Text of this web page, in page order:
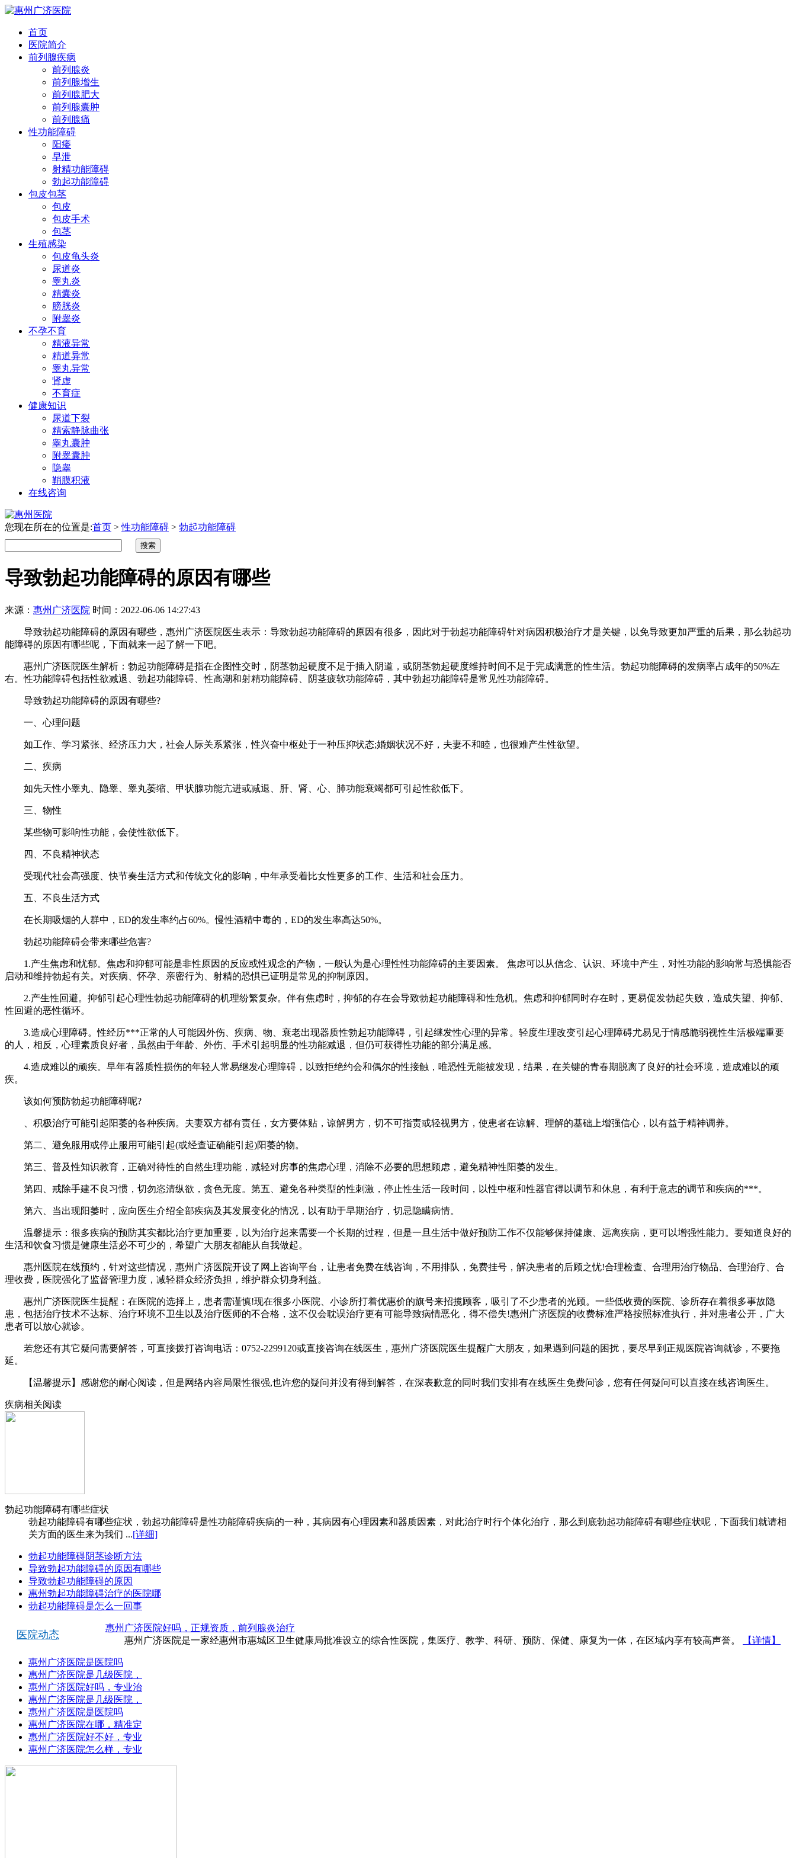
首页
医院简介
前列腺疾病
前列腺炎
前列腺增生
前列腺肥大
前列腺囊肿
前列腺痛
性功能障碍
阳痿
早泄
射精功能障碍
勃起功能障碍
包皮包茎
包皮
包皮手术
包茎
生殖感染
包皮龟头炎
尿道炎
睾丸炎
精囊炎
膀胱炎
附睾炎
不孕不育
精液异常
精道异常
睾丸异常
肾虚
不育症
健康知识
尿道下裂
精索静脉曲张
睾丸囊肿
附睾囊肿
隐睾
鞘膜积液
在线咨询
您现在所在的位置是:首页 >性功能障碍 > 勃起功能障碍
导致勃起功能障碍的原因有哪些
来源： 惠州广济医院 时间：2022-06-06 14:27:43
导致勃起功能障碍的原因有哪些，惠州广济医院医生表示：导致勃起功能障碍的原因有很多，因此对于勃起功能障碍针对病因积极治疗才是关键，以免导致更加严重的后果，那么勃起功
能障碍的原因有哪些呢，下面就来一起了解一下吧。
惠州广济医院医生解析：勃起功能障碍是指在企图性交时，阴茎勃起硬度不足于插入阴道，或阴茎勃起硬度维持时间不足于完成满意的性生活。勃起功能障碍的发病率占成年的50%左
右。性功能障碍包括性欲减退、勃起功能障碍、性高潮和射精功能障碍、阴茎疲软功能障碍，其中勃起功能障碍是常见性功能障碍。
导致勃起功能障碍的原因有哪些?
一、心理问题
如工作、学习紧张、经济压力大，社会人际关系紧张，性兴奋中枢处于一种压抑状态;婚姻状况不好，夫妻不和睦，也很难产生性欲望。
二、疾病
如先天性小睾丸、隐睾、睾丸萎缩、甲状腺功能亢进或减退、肝、肾、心、肺功能衰竭都可引起性欲低下。
三、物性
某些物可影响性功能，会使性欲低下。
四、不良精神状态
受现代社会高强度、快节奏生活方式和传统文化的影响，中年承受着比女性更多的工作、生活和社会压力。
五、不良生活方式
在长期吸烟的人群中，ED的发生率约占60%。慢性酒精中毒的，ED的发生率高达50%。
勃起功能障碍会带来哪些危害?
1.产生焦虑和忧郁。焦虑和抑郁可能是非性原因的反应或性观念的产物，一般认为是心理性性功能障碍的主要因素。 焦虑可以从信念、认识、环境中产生，对性功能的影响常与恐惧能否
启动和维持勃起有关。对疾病、怀孕、亲密行为、射精的恐惧已证明是常见的抑制原因。
2.产生性回避。抑郁引起心理性勃起功能障碍的机理纷繁复杂。伴有焦虑时，抑郁的存在会导致勃起功能障碍和性危机。焦虑和抑郁同时存在时，更易促发勃起失败，造成失望、抑郁、
性回避的恶性循环。
3.造成心理障碍。性经历***正常的人可能因外伤、疾病、物、衰老出现器质性勃起功能障碍，引起继发性心理的异常。轻度生理改变引起心理障碍尤易见于情感脆弱视性生活极端重要
的人，相反，心理素质良好者，虽然由于年龄、外伤、手术引起明显的性功能减退，但仍可获得性功能的部分满足感。
4.造成难以的顽疾。早年有器质性损伤的年轻人常易继发心理障碍，以致拒绝约会和偶尔的性接触，唯恐性无能被发现，结果，在关键的青春期脱离了良好的社会环境，造成难以的顽
疾。
该如何预防勃起功能障碍呢?
、积极治疗可能引起阳萎的各种疾病。夫妻双方都有责任，女方要体贴，谅解男方，切不可指责或轻视男方，使患者在谅解、理解的基础上增强信心，以有益于精神调养。
第二、避免服用或停止服用可能引起(或经查证确能引起)阳萎的物。
第三、普及性知识教育，正确对待性的自然生理功能，减轻对房事的焦虑心理，消除不必要的思想顾虑，避免精神性阳萎的发生。
第四、戒除手建不良习惯，切勿恣清纵欲，贪色无度。第五、避免各种类型的性刺激，停止性生活一段时间，以性中枢和性器官得以调节和休息，有利于意志的调节和疾病的***。
第六、当出现阳萎时，应向医生介绍全部疾病及其发展变化的情况，以有助于早期治疗，切忌隐瞒病情。
温馨提示：很多疾病的预防其实都比治疗更加重要，以为治疗起来需要一个长期的过程，但是一旦生活中做好预防工作不仅能够保持健康、远离疾病，更可以增强性能力。要知道良好的
生活和饮食习惯是健康生活必不可少的，希望广大朋友都能从自我做起。
惠州医院在线预约，针对这些情况，惠州广济医院开设了网上咨询平台，让患者免费在线咨询，不用排队，免费挂号，解决患者的后顾之忧!合理检查、合理用治疗物品、合理治疗、合
理收费，医院强化了监督管理力度，减轻群众经济负担，维护群众切身利益。
惠州广济医院医生提醒：在医院的选择上，患者需谨慎!现在很多小医院、小诊所打着优惠价的旗号来招揽顾客，吸引了不少患者的光顾。一些低收费的医院、诊所存在着很多事故隐
患，包括治疗技术不达标、治疗环境不卫生以及治疗医师的不合格，这不仅会耽误治疗更有可能导致病情恶化，得不偿失!惠州广济医院的收费标准严格按照标准执行，并对患者公开，广大
患者可以放心就诊。
若您还有其它疑问需要解答，可直接拨打咨询电话：0752-2299120或直接咨询在线医生，惠州广济医院医生提醒广大朋友，如果遇到问题的困扰，要尽早到正规医院咨询就诊，不要拖
延。
【温馨提示】感谢您的耐心阅读，但是网络内容局限性很强,也许您的疑问并没有得到解答，在深表歉意的同时我们安排有在线医生免费问诊，您有任何疑问可以直接在线咨询医生。
疾病相关阅读
勃起功能障碍有哪些症状
勃起功能障碍有哪些症状，勃起功能障碍是性功能障碍疾病的一种，其病因有心理因素和器质因素，对此治疗时行个体化治疗，那么到底勃起功能障碍有哪些症状呢，下面我们就请相
关方面的医生来为我们 ...[详细]
勃起功能障碍阴茎诊断方法
导致勃起功能障碍的原因有哪些
导致勃起功能障碍的原因
惠州勃起功能障碍治疗的医院哪
勃起功能障碍是怎么一回事
医院动态
惠州广济医院好吗，正规资质，前列腺炎治疗
惠州广济医院是一家经惠州市惠城区卫生健康局批准设立的综合性医院，集医疗、教学、科研、预防、保健、康复为一体，在区域内享有较高声誉。
【详情】
惠州广济医院是医院吗
惠州广济医院是几级医院，
惠州广济医院好吗，专业治
惠州广济医院是几级医院，
惠州广济医院是医院吗
惠州广济医院在哪，精准定
惠州广济医院好不好，专业
惠州广济医院怎么样，专业